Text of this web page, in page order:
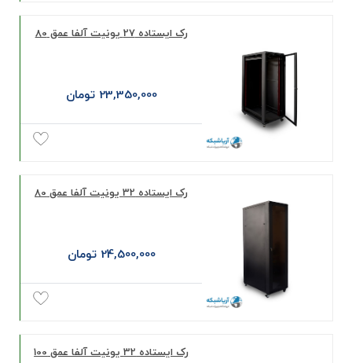
رک ایستاده 27 یونیت آلفا عمق 80
23,350,000 تومان
رک ایستاده 32 یونیت آلفا عمق 80
24,500,000 تومان
رک ایستاده 32 یونیت آلفا عمق 100